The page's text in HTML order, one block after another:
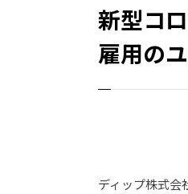
新型コ
雇用の
ディップ株式会